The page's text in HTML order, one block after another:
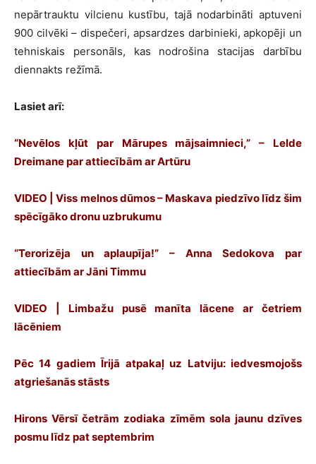
nepārtrauktu vilcienu kustību, tajā nodarbināti aptuveni
900 cilvēki – dispečeri, apsardzes darbinieki, apkopēji un
tehniskais personāls, kas nodrošina stacijas darbību
diennakts režīmā.
Lasiet arī:
“Nevēlos kļūt par Mārupes mājsaimnieci,” – Lelde
Dreimane par attiecībām ar Artūru
VIDEO | Viss melnos dūmos – Maskava piedzīvo līdz šim
spēcīgāko dronu uzbrukumu
“Terorizēja un aplaupīja!” – Anna Sedokova par
attiecībām ar Jāni Timmu
VIDEO | Limbažu pusē manīta lācene ar četriem
lācēniem
Pēc 14 gadiem Īrijā atpakaļ uz Latviju: iedvesmojošs
atgriešanās stāsts
Hirons Vērsī četrām zodiaka zīmēm sola jaunu dzīves
posmu līdz pat septembrim